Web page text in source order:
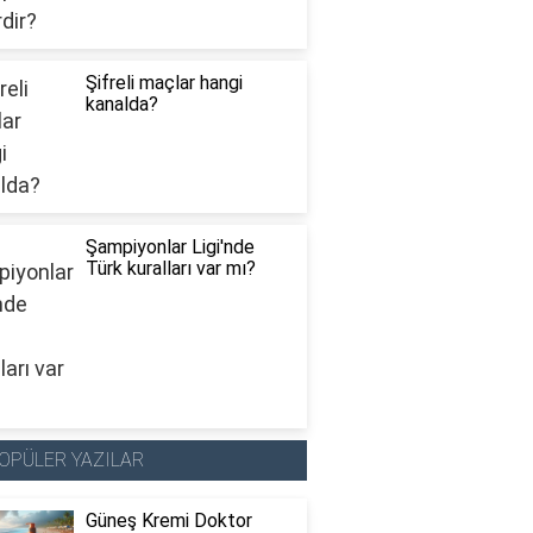
Şifreli maçlar hangi
kanalda?
Şampiyonlar Ligi'nde
Türk kuralları var mı?
YAZILAR
Güneş Kremi Doktor